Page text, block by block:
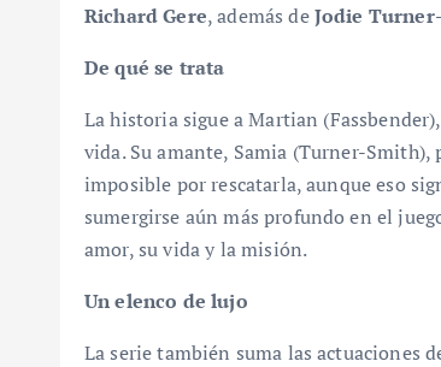
Richard Gere, además deJodie
De qué se trata
La historia sigue a Martian
vida. Su amante, Samia (Turner-
imposible por rescatarla, aunque eso
sumergirse aún más profundo en el
amor, su vida y la misión.
Un elenco de lujo
La serie también suma las actuaciones